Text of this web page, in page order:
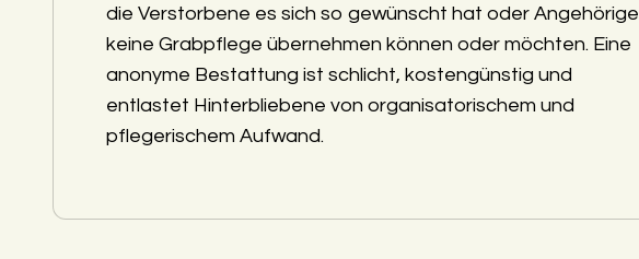
die Verstorbene es sich so gewünscht hat oder Angehörige
keine Grabpflege übernehmen können oder möchten. Eine
anonyme Bestattung ist schlicht, kostengünstig und
entlastet Hinterbliebene von organisatorischem und
pflegerischem Aufwand.